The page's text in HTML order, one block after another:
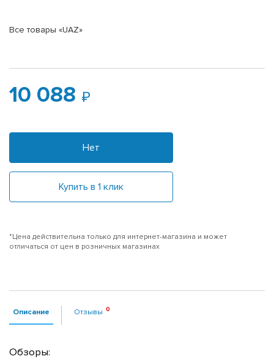
Все товары «UAZ»
10 088
Нет
Купить в 1 клик
*Цена действительна только для интернет-магазина и может
отличаться от цен в розничных магазинах
Описание Отзывы
Обзоры: